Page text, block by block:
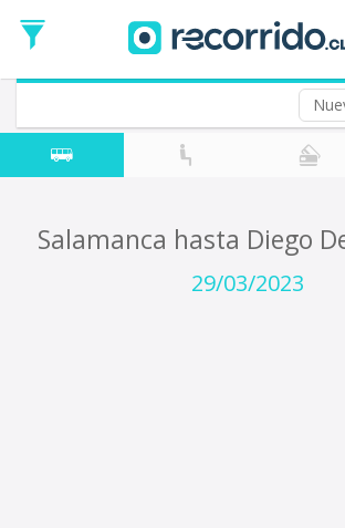
de
Ida
Vuelta (opcional)
Fecha
de
Salamanca hasta Diego
29/03/2023